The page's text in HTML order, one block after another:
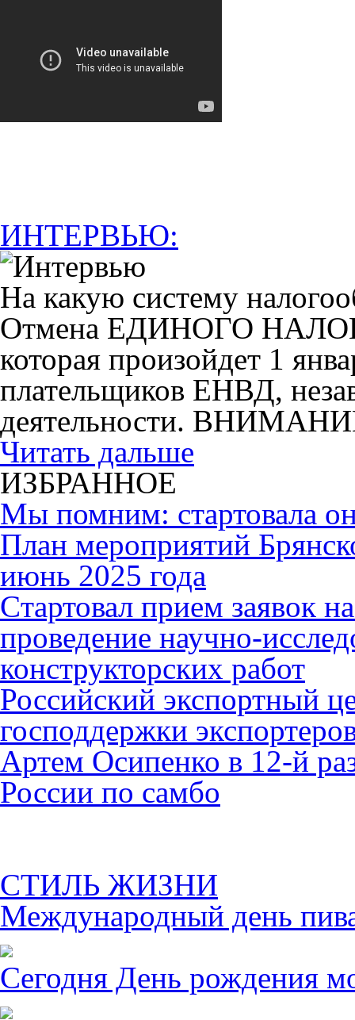
ИНТЕРВЬЮ:
На какую систему
Отмена ЕДИНОГО
которая произойдет 1
плательщиков ЕНВД,
деятельности.
Читать дальше
ИЗБРАННОЕ
Мы помним: стартовала
План мероприятий
июнь 2025 года
Cтартовал прием заявок
проведение научно-
конструкторских работ
Российский экспортный
господдержки
Артем Осипенко в 12-й
России по самбо
СТИЛЬ ЖИЗНИ
Международный день
Сегодня День рождения